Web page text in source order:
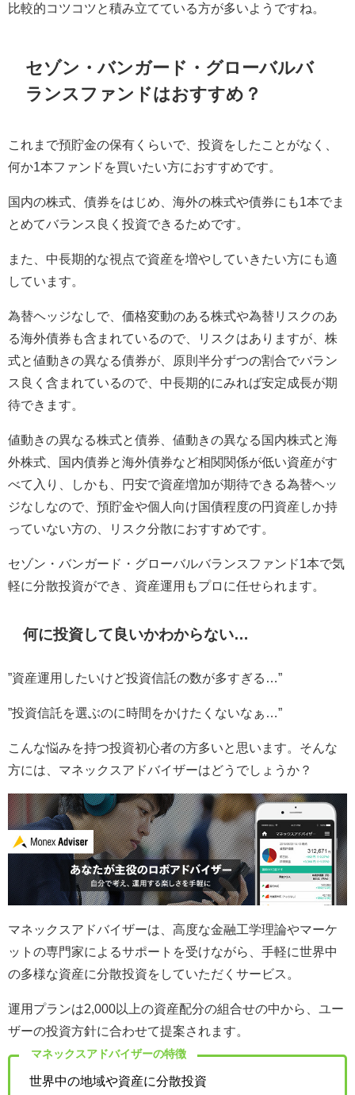
比較的コツコツと積み立てている方が多いようですね。
セゾン・バンガード・グローバルバ
ランスファンドはおすすめ？
これまで預貯金の保有くらいで、投資をしたことがなく、
何か1本ファンドを買いたい方におすすめです。
国内の株式、債券をはじめ、海外の株式や債券にも1本でま
とめてバランス良く投資できるためです。
また、中長期的な視点で資産を増やしていきたい方にも適
しています。
為替ヘッジなしで、価格変動のある株式や為替リスクのあ
る海外債券も含まれているので、リスクはありますが、株
式と値動きの異なる債券が、原則半分ずつの割合でバラン
ス良く含まれているので、中長期的にみれば安定成長が期
待できます。
値動きの異なる株式と債券、値動きの異なる国内株式と海
外株式、国内債券と海外債券など相関関係が低い資産がす
べて入り、しかも、円安で資産増加が期待できる為替ヘッ
ジなしなので、預貯金や個人向け国債程度の円資産しか持
っていない方の、リスク分散におすすめです。
セゾン・バンガード・グローバルバランスファンド1本で気
軽に分散投資ができ、資産運用もプロに任せられます。
何に投資して良いかわからない…
”資産運用したいけど投資信託の数が多すぎる…”
”投資信託を選ぶのに時間をかけたくないなぁ…”
こんな悩みを持つ投資初心者の方多いと思います。そんな
方には、マネックスアドバイザーはどうでしょうか？
マネックスアドバイザーは、高度な金融工学理論やマーケ
ットの専門家によるサポートを受けながら、手軽に世界中
の多様な資産に分散投資をしていただくサービス。
運用プランは2,000以上の資産配分の組合せの中から、ユー
ザーの投資方針に合わせて提案されます。
マネックスアドバイザーの特徴
世界中の地域や資産に分散投資